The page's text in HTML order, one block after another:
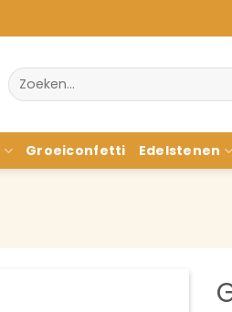
Zoeken
naar:
Groeiconfetti Edelstenen